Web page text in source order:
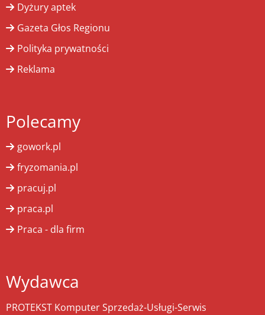
Dyżury aptek
Gazeta Głos Regionu
Polityka prywatności
Reklama
Polecamy
gowork.pl
fryzomania.pl
pracuj.pl
praca.pl
Praca - dla firm
Wydawca
PROTEKST Komputer Sprzedaż-Usługi-Serwis